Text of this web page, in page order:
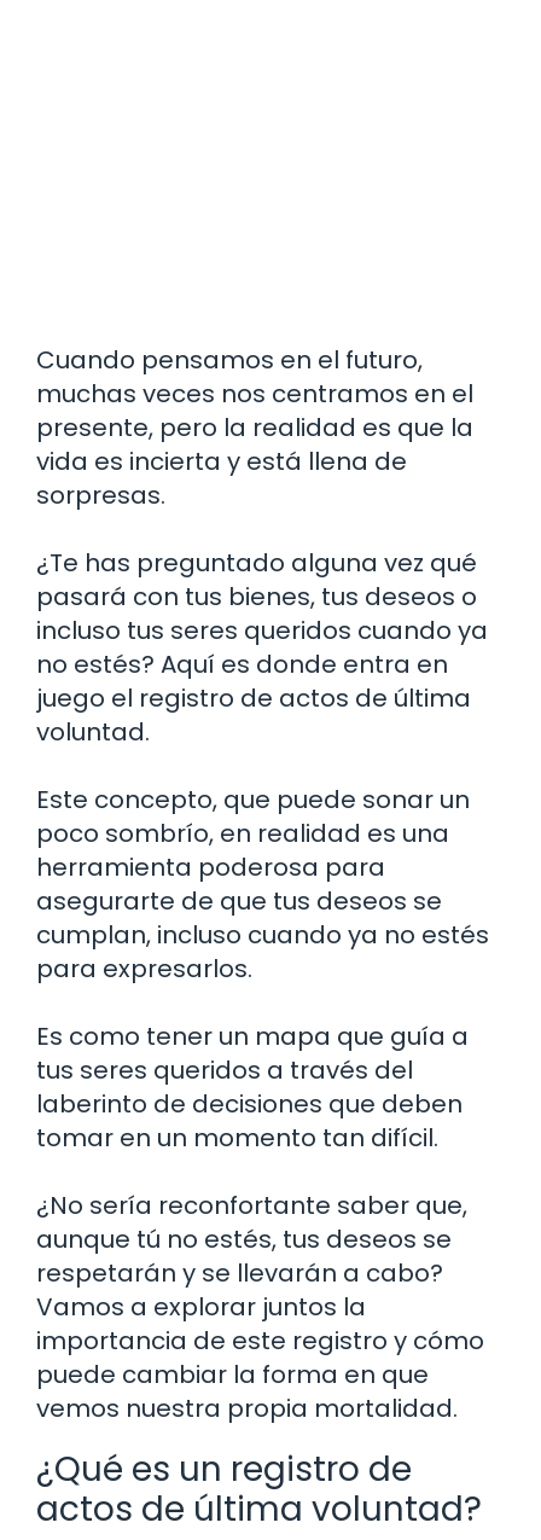
Cuando pensamos en el futuro,
muchas veces nos centramos en el
presente, pero la realidad es que la
vida es incierta y está llena de
sorpresas.
¿Te has preguntado alguna vez qué
pasará con tus bienes, tus deseos o
incluso tus seres queridos cuando ya
no estés? Aquí es donde entra en
juego el registro de actos de última
voluntad.
Este concepto, que puede sonar un
poco sombrío, en realidad es una
herramienta poderosa para
asegurarte de que tus deseos se
cumplan, incluso cuando ya no estés
para expresarlos.
Es como tener un mapa que guía a
tus seres queridos a través del
laberinto de decisiones que deben
tomar en un momento tan difícil.
¿No sería reconfortante saber que,
aunque tú no estés, tus deseos se
respetarán y se llevarán a cabo?
Vamos a explorar juntos la
importancia de este registro y cómo
puede cambiar la forma en que
vemos nuestra propia mortalidad.
¿Qué es un registro de
actos de última voluntad?